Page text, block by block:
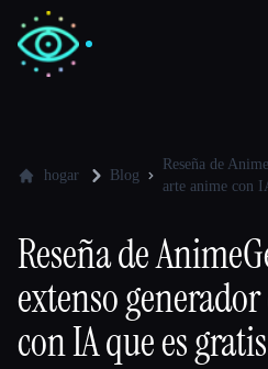
Desarrolladores
🎓Estudiantes
hogar Blog
Reseña de
arte anime con
Reseña de
extenso
con IA que es